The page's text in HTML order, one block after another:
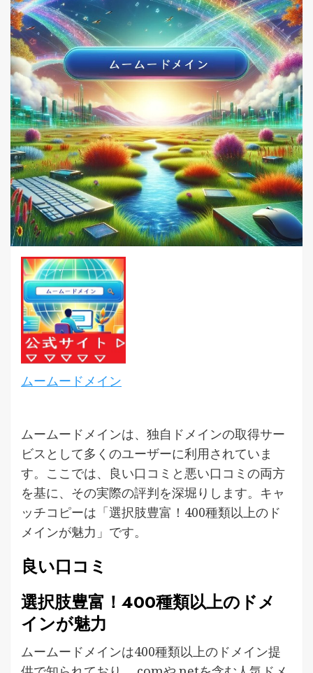
ムームードメイン
ムームードメインは、独自ドメインの取得サー
ビスとして多くのユーザーに利用されていま
す。ここでは、良い口コミと悪い口コミの両方
を基に、その実際の評判を深堀りします。キャ
ッチコピーは「選択肢豊富！400種類以上のド
メインが魅力」です。
良い口コミ
選択肢豊富！400種類以上のドメ
インが魅力
ムームードメインは400種類以上のドメイン提